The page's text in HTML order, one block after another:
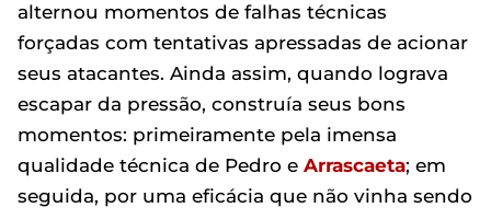
alternou momentos de falhas técnicas
forçadas com tentativas apressadas de acionar
seus atacantes. Ainda assim, quando lograva
escapar da pressão, construía seus bons
momentos: primeiramente pela imensa
qualidade técnica de Pedro e Arrascaeta; em
seguida, por uma eficácia que não vinha sendo